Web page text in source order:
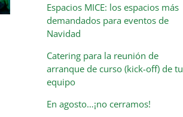
Espacios MICE: los espacios más
demandados para eventos de
Navidad
Catering para la reunión de
arranque de curso (kick-off) de tu
equipo
En agosto…¡no cerramos!